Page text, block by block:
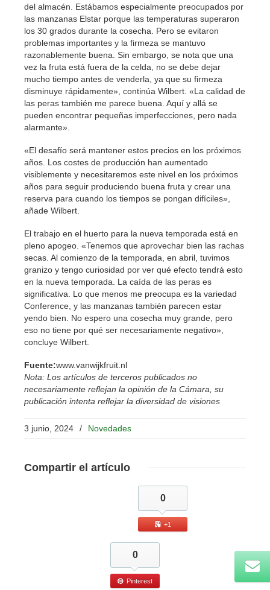
del almacén. Estábamos especialmente preocupados por
las manzanas Elstar porque las temperaturas superaron
los 30 grados durante la cosecha. Pero se evitaron
problemas importantes y la firmeza se mantuvo
razonablemente buena. Sin embargo, se nota que una
vez la fruta está fuera de la celda, no se debe dejar
mucho tiempo antes de venderla, ya que su firmeza
disminuye rápidamente», continúa Wilbert. «La calidad de
las peras también me parece buena. Aquí y allá se
pueden encontrar pequeñas imperfecciones, pero nada
alarmante».
«El desafío será mantener estos precios en los próximos
años. Los costes de producción han aumentado
visiblemente y necesitaremos este nivel en los próximos
años para seguir produciendo buena fruta y crear una
reserva para cuando los tiempos se pongan difíciles»,
añade Wilbert.
El trabajo en el huerto para la nueva temporada está en
pleno apogeo. «Tenemos que aprovechar bien las rachas
secas. Al comienzo de la temporada, en abril, tuvimos
granizo y tengo curiosidad por ver qué efecto tendrá esto
en la nueva temporada. La caída de las peras es
significativa. Lo que menos me preocupa es la variedad
Conference, y las manzanas también parecen estar
yendo bien. No espero una cosecha muy grande, pero
eso no tiene por qué ser necesariamente negativo»,
concluye Wilbert.
Fuente:www.vanwijkfruit.nl
Nota: Los artículos de terceros publicados no
necesariamente reflejan la opinión de la Cámara, su
publicación intenta reflejar la diversidad de visiones
3 junio, 2024 / Novedades
Compartir el artículo
0
+1
0
Pinterest